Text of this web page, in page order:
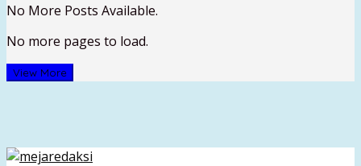
No More Posts Available.
No more pages to load.
View More